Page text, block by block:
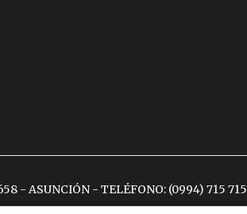
- ASUNCIÓN - TELÉFONO: (0994) 715 715